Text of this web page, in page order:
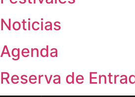
Noticias
Agenda
Reserva de